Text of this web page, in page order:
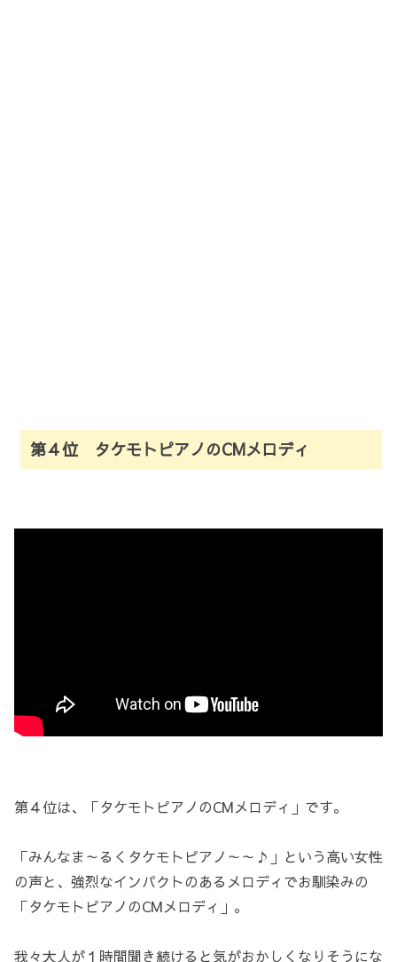
第４位 タケモトピアノのCMメロディ
第４位は、「タケモトピアノのCMメロディ」です。
「みんなま～るくタケモトピアノ～～♪」という高い女性
の声と、強烈なインパクトのあるメロディでお馴染みの
「タケモトピアノのCMメロディ」。
我々大人が１時間聞き続けると気がおかしくなりそうにな